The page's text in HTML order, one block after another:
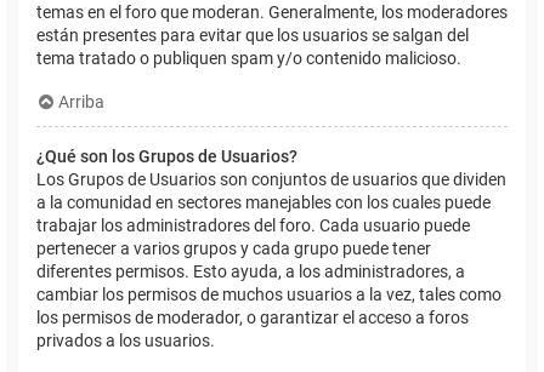
temas en el foro que moderan. Generalmente, los moderadores
están presentes para evitar que los usuarios se salgan del
tema tratado o publiquen spam y/o contenido malicioso.
Arriba
¿Qué son los Grupos de Usuarios?
Los Grupos de Usuarios son conjuntos de usuarios que dividen
a la comunidad en sectores manejables con los cuales puede
trabajar los administradores del foro. Cada usuario puede
pertenecer a varios grupos y cada grupo puede tener
diferentes permisos. Esto ayuda, a los administradores, a
cambiar los permisos de muchos usuarios a la vez, tales como
los permisos de moderador, o garantizar el acceso a foros
privados a los usuarios.